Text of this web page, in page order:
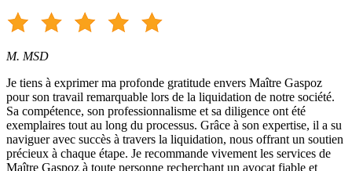
M. MSD
Je tiens à exprimer ma profonde gratitude envers Maître Gaspoz
pour son travail remarquable lors de la liquidation de notre société.
Sa compétence, son professionnalisme et sa diligence ont été
exemplaires tout au long du processus. Grâce à son expertise, il a su
naviguer avec succès à travers la liquidation, nous offrant un soutien
précieux à chaque étape. Je recommande vivement les services de
Maître Gaspoz à toute personne recherchant un avocat fiable et